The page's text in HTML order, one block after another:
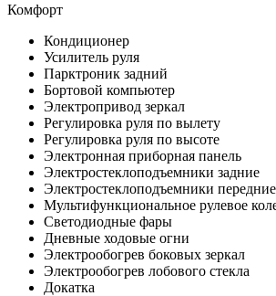
Комфорт
Кондиционер
Усилитель руля
Парктроник задний
Бортовой компьютер
Электропривод зеркал
Регулировка руля по вылету
Регулировка руля по высоте
Электронная приборная панель
Электростеклоподъемники задние
Электростеклоподъемники передние
Мультифункциональное рулевое
Светодиодные фары
Дневные ходовые огни
Электрообогрев боковых зеркал
Электрообогрев лобового стекла
Докатка